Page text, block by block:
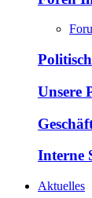
Unsere
Interne
Aktuelles